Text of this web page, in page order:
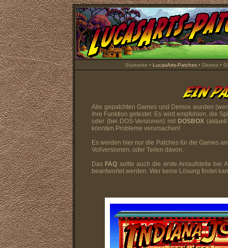
Startseite • LucasArts-Patches• Demos•
Alle gepatchten Games und Demos wurden
ihre Funktion getestet. Es wird empfohlen, die
oder (bei DOS-Versionen) mit DOSBOX
könnten Probleme verursachen!
Es werden hier nur die Patches für die Games
Vollversionen, oder Teilen davon.
Das FAQ sollte auch die erste Anlaufstelle bei
beantwortet werden. Wer keine Lösung findet